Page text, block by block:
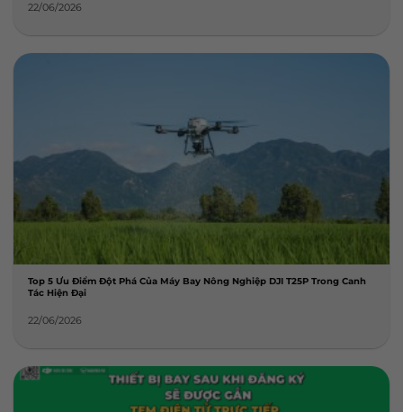
22/06/2026
Top 5 Ưu Điểm Đột Phá Của Máy Bay Nông Nghiệp DJI T25P Trong Canh
Tác Hiện Đại
22/06/2026